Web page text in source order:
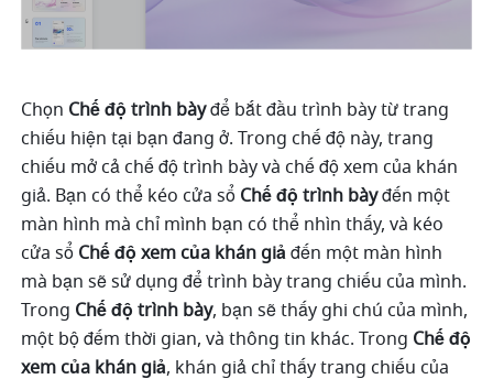
Chọn Chế độ trình bày để bắt đầu trình bày từ trang
chiếu hiện tại bạn đang ở. Trong chế độ này, trang
chiếu mở cả chế độ trình bày và chế độ xem của khán
giả. Bạn có thể kéo cửa sổ Chế độ trình bày đến một
màn hình mà chỉ mình bạn có thể nhìn thấy, và kéo
cửa sổ Chế độ xem của khán giả đến một màn hình
mà bạn sẽ sử dụng để trình bày trang chiếu của mình.
Trong Chế độ trình bày, bạn sẽ thấy ghi chú của mình,
một bộ đếm thời gian, và thông tin khác. Trong Chế độ
xem của khán giả, khán giả chỉ thấy trang chiếu của